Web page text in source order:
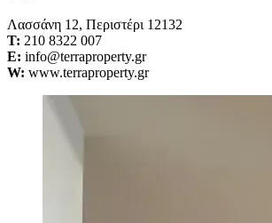
Λασσάνη 12, Περιστέρι 12132
Τ: 210 8322 007
E: info@terraproperty.gr
W: www.terraproperty.gr